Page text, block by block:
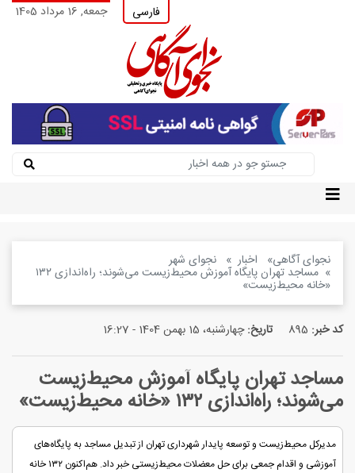
جمعه, 16 مرداد 1405 فارسی
نجوای آگاهی اخبار نجوای شهر
مساجد تهران پایگاه آموزش محیط‌زیست می‌شوند؛ راه‌اندازی ۱۳۲
«خانه محیط‌زیست»
کد خبر: 895 تاریخ:چهارشنبه، 15 بهمن 1404 - 16:27
مساجد تهران پایگاه آموزش محیط‌زیست
می‌شوند؛ راه‌اندازی ۱۳۲ «خانه محیط‌زیست»
مدیرکل محیط‌زیست و توسعه پایدار شهرداری تهران از تبدیل مساجد به پایگاه‌های
آموزشی و اقدام جمعی برای حل معضلات محیط‌زیستی خبر داد. هم‌اکنون ۱۳۲ خانه